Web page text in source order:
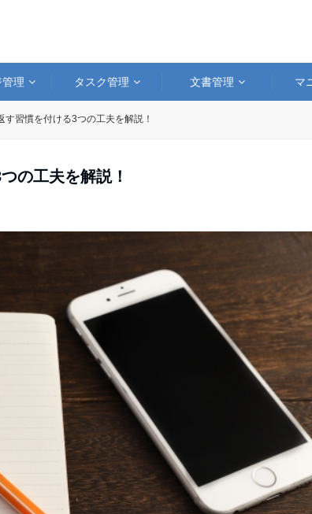
理 タスク管理 文書管理 マ
す習慣を付ける3つの工夫を解説！
の工夫を解説！